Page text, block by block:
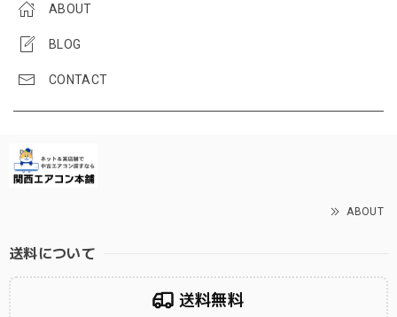
ABOUT
BLOG
CONTACT
ABOUT
送料について
送料無料